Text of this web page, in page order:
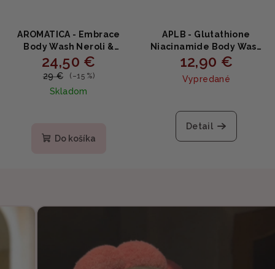
AROMATICA - Embrace
Body Wash Neroli &
Patchouli - upokojujúci
sprchový gél s neroli a
pačuli 300ml
24,50 €
29 € (–15 %)
Skladom
Do košíka
APLB - Glutathione
Niacinamide Body Wash
Gel - Rozjasňujúci
sprchovací gél s
niacínamidom a
12,90 €
Vypredané
Detail